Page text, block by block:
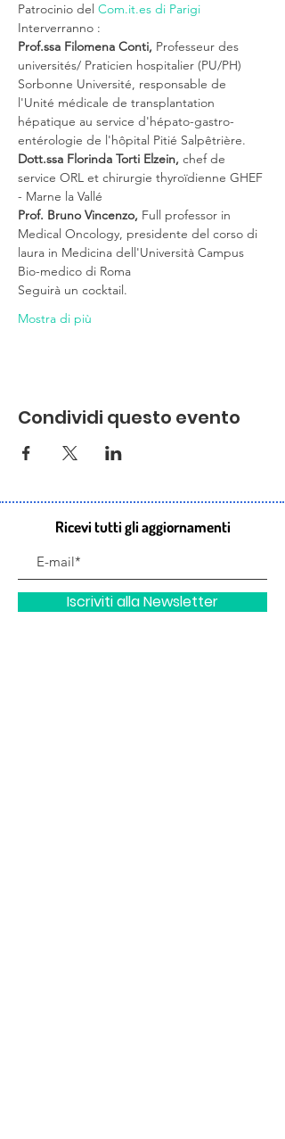
Patrocinio del Com.it.es di Parigi
Interverranno :
Prof.ssa Filomena Conti, Professeur des
universités/ Praticien hospitalier (PU/PH)
Sorbonne Université, responsable de
l'Unité médicale de transplantation
hépatique au service d'hépato-gastro-
entérologie de l'hôpital Pitié Salpêtrière.
Dott.ssa Florinda Torti Elzein, chef de
service ORL et chirurgie thyroïdienne GHEF
- Marne la Vallé
Prof. Bruno Vincenzo, Full professor in
Medical Oncology, presidente del corso di
laura in Medicina dell'Università Campus
Bio-medico di Roma
Seguirà un cocktail.
Mostra di più
Condividi questo evento
Ricevi tutti gli aggiornamenti
Iscriviti alla Newsletter